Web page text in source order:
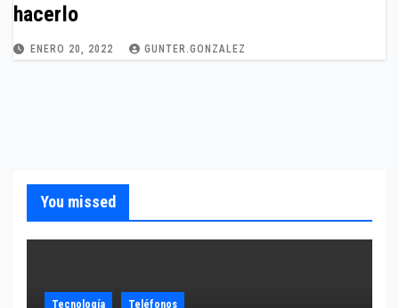
hacerlo
ENERO 20, 2022 GUNTER.GONZALEZ
You missed
Tecnología Teléfonos